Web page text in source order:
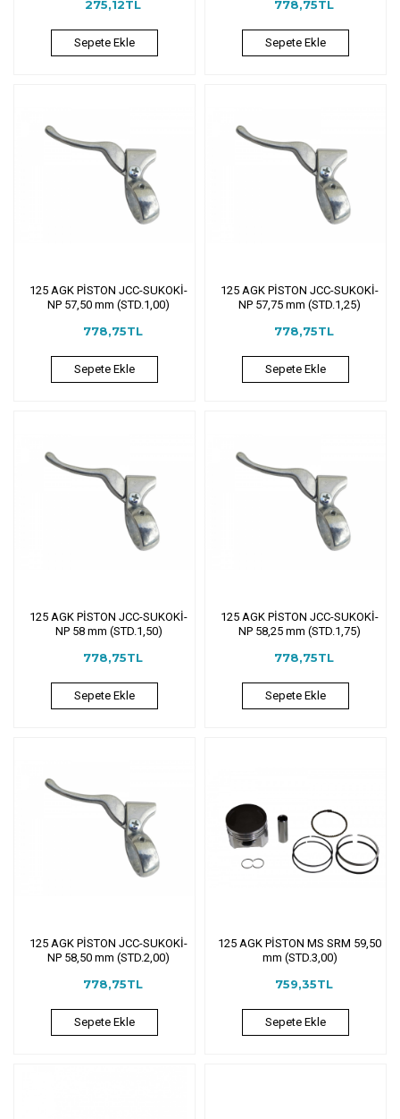
275,12TL
Sepete Ekle
778,75TL
Sepete Ekle
125 AGK PİSTON JCC-SUKOKİ-
NP 57,50 mm (STD.1,00)
778,75TL
Sepete Ekle
125 AGK PİSTON JCC-SUKOKİ-
NP 57,75 mm (STD.1,25)
778,75TL
Sepete Ekle
125 AGK PİSTON JCC-SUKOKİ-
NP 58 mm (STD.1,50)
778,75TL
Sepete Ekle
125 AGK PİSTON JCC-SUKOKİ-
NP 58,25 mm (STD.1,75)
778,75TL
Sepete Ekle
125 AGK PİSTON JCC-SUKOKİ-
NP 58,50 mm (STD.2,00)
778,75TL
Sepete Ekle
125 AGK PİSTON MS SRM 59,50
mm (STD.3,00)
759,35TL
Sepete Ekle